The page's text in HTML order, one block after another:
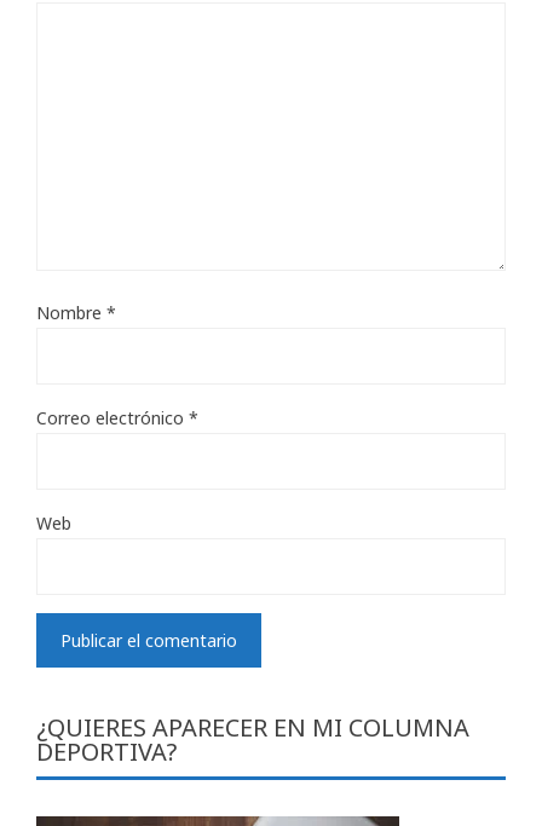
Nombre *
Correo electrónico *
Web
¿QUIERES APARECER EN MI COLUMNA
DEPORTIVA?